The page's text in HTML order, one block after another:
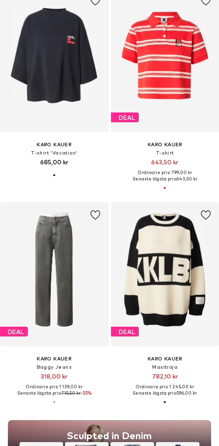
KARO KAUER
T-shirt 'Vacation'
685,00 kr
DEAL
KARO KAUER
T-shirt
643,50 kr
Ordinarie pris: 799,00 kr
Senaste lägsta pris:643,50 kr
DEAL
KARO KAUER
Baggy Jeans
318,00 kr
Ordinarie pris: 1 139,00 kr
Senaste lägsta pris:715,50 kr-55%
Sculpted in Denim
DEAL
KARO KAUER
Maxitröja
782,10 kr
Ordinarie pris: 1 245,00 kr
Senaste lägsta pris:596,00 kr